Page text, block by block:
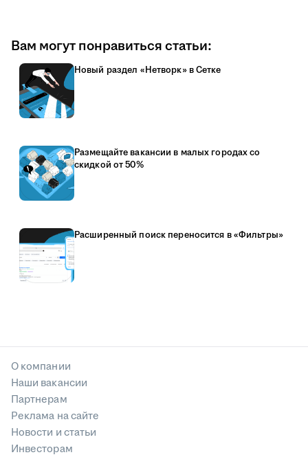
Вам могут понравиться статьи:
Новый раздел «Нетворк» в Сетке
Размещайте вакансии в малых городах со
скидкой от 50%
Расширенный поиск переносится в «Фильтры»
О компании
Наши вакансии
Партнерам
Реклама на сайте
Новости и статьи
Инвесторам